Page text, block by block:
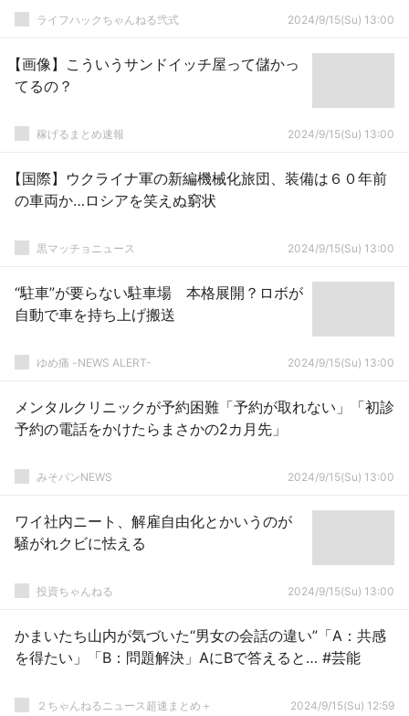
ライフハックちゃんねる弐式 2024/9/15(Su) 13:00
【画像】こういうサンドイッチ屋って儲かっ
てるの？
稼げるまとめ速報 2024/9/15(Su) 13:00
【国際】ウクライナ軍の新編機械化旅団、装備は６０年前
の車両か…ロシアを笑えぬ窮状
黒マッチョニュース 2024/9/15(Su) 13:00
“駐車”が要らない駐車場 本格展開？ロボが
自動で車を持ち上げ搬送
ゆめ痛 -NEWS ALERT- 2024/9/15(Su) 13:00
メンタルクリニックが予約困難「予約が取れない」「初診
予約の電話をかけたらまさかの2カ月先」
みそパンNEWS 2024/9/15(Su) 13:00
ワイ社内ニート、解雇自由化とかいうのが
騒がれクビに怯える
投資ちゃんねる 2024/9/15(Su) 13:00
かまいたち山内が気づいた“男女の会話の違い”「A：共感
を得たい」「B：問題解決」AにBで答えると… #芸能
２ちゃんねるニュース超速まとめ＋ 2024/9/15(Su) 12:59